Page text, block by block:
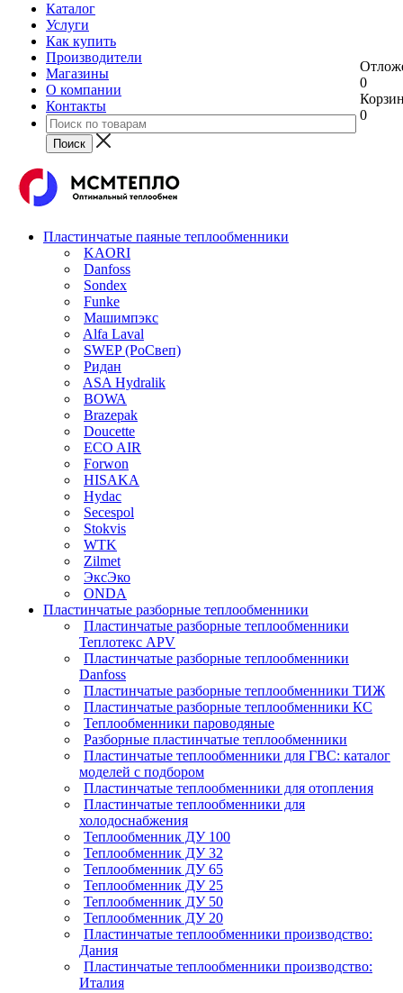
Каталог
Услуги
Как купить
Производители
Магазины
О компании
Контакты
0
0
Пластинчатые паяные теплообменники
KAORI
Danfoss
Sondex
Funke
Машимпэкс
Alfa Laval
SWEP (РоСвеп)
Ридан
ASA Hydralik
BOWA
Brazepak
Doucette
ECO AIR
Forwon
HISAKA
Hydac
Secespol
Stokvis
WTK
Zilmet
ЭксЭко
ONDA
Пластинчатые разборные теплообменники
Пластинчатые разборные теплообменники
Теплотекс APV
Пластинчатые разборные теплообменники
Danfoss
Пластинчатые разборные теплообменники ТИЖ
Пластинчатые разборные теплообменники КC
Теплообменники пароводяные
Разборные пластинчатые теплообменники
Пластинчатые теплообменники для ГВС: каталог
моделей с подбором
Пластинчатые теплообменники для отопления
Пластинчатые теплообменники для
холодоснабжения
Теплообменник ДУ 100
Теплообменник ДУ 32
Теплообменник ДУ 65
Теплообменник ДУ 25
Теплообменник ДУ 50
Теплообменник ДУ 20
Пластинчатые теплообменники производство:
Дания
Пластинчатые теплообменники производство:
Италия